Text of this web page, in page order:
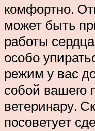
комфортно.
может быть
работы
особо
режим у вас
собой вашего
ветеринару.
посоветует